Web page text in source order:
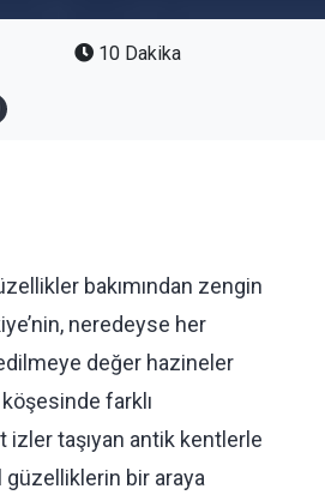
10 Dakika
bakımından zengin
neredeyse her
değer hazineler
farklı
izler taşıyan antik kentlerle
bir araya